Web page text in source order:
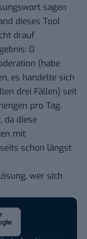
sagen
dieses Tool
drauf
0
(habe
es handelte sich
drei Fällen) seit
pro Tag.
da diese
mit
schon längst
wer sich